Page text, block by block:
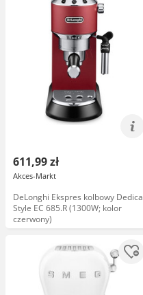
611,99 zł
Akces-Markt
DeLonghi Ekspres kolbowy Dedica
Style EC 685.R (1300W; kolor
czerwony)